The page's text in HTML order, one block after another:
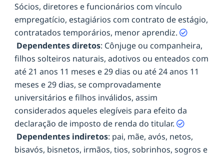
Sócios, diretores e funcionários com vínculo
empregatício, estagiários com contrato de estágio,
contratados temporários, menor aprendiz.
Dependentes diretos: Cônjuge ou companheira,
filhos solteiros naturais, adotivos ou enteados com
até 21 anos 11 meses e 29 dias ou até 24 anos 11
meses e 29 dias, se comprovadamente
universitários e filhos inválidos, assim
considerados aqueles elegíveis para efeito da
declaração de imposto de renda do titular.
Dependentes indiretos: pai, mãe, avós, netos,
bisavós, bisnetos, irmãos, tios, sobrinhos, sogros e